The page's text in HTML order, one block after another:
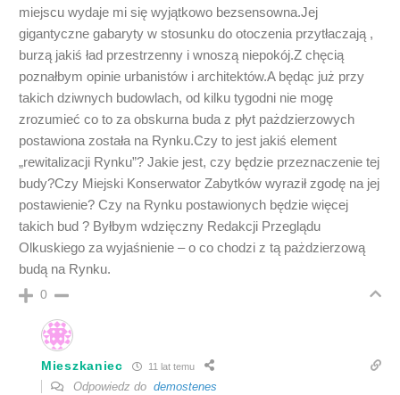
miejscu wydaje mi się wyjątkowo bezsensowna.Jej
gigantyczne gabaryty w stosunku do otoczenia przytłaczają ,
burzą jakiś ład przestrzenny i wnoszą niepokój.Z chęcią
poznałbym opinie urbanistów i architektów.A będąc już przy
takich dziwnych budowlach, od kilku tygodni nie mogę
zrozumieć co to za obskurna buda z płyt pażdzierzowych
postawiona została na Rynku.Czy to jest jakiś element
„rewitalizacji Rynku”? Jakie jest, czy będzie przeznaczenie tej
budy?Czy Miejski Konserwator Zabytków wyraził zgodę na jej
postawienie? Czy na Rynku postawionych będzie więcej
takich bud ? Byłbym wdzięczny Redakcji Przeglądu
Olkuskiego za wyjaśnienie – o co chodzi z tą pażdzierzową
budą na Rynku.
0
Mieszkaniec 11 lat temu
Odpowiedz do demostenes